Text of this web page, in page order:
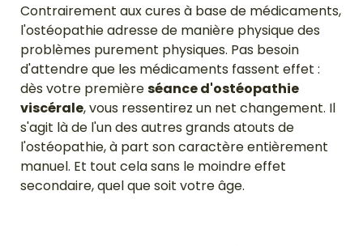
Contrairement aux cures à base de médicaments,
l'ostéopathie adresse de manière physique des
problèmes purement physiques. Pas besoin
d'attendre que les médicaments fassent effet :
dès votre premièreséance d'ostéopathie
viscérale, vous ressentirez un net changement. Il
s'agit là de l'un des autres grands atouts de
l'ostéopathie, à part son caractère entièrement
manuel. Et tout cela sans le moindre effet
secondaire, quel que soit votre âge.